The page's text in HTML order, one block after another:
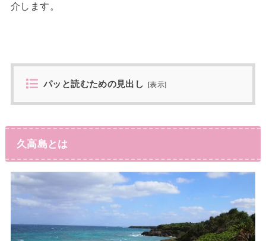
介します。
パッと読むための見出し [表示]
久高島とは